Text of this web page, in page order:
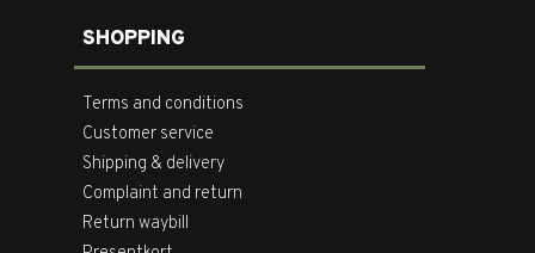
SHOPPING
Terms and conditions
Customer service
Shipping & delivery
Complaint and return
Return waybill